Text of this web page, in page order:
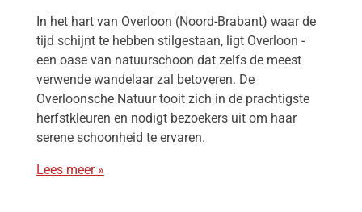
In het hart van Overloon (Noord-Brabant) waar de
tijd schijnt te hebben stilgestaan, ligt Overloon -
een oase van natuurschoon dat zelfs de meest
verwende wandelaar zal betoveren. De
Overloonsche Natuur tooit zich in de prachtigste
herfstkleuren en nodigt bezoekers uit om haar
serene schoonheid te ervaren.
Lees meer »